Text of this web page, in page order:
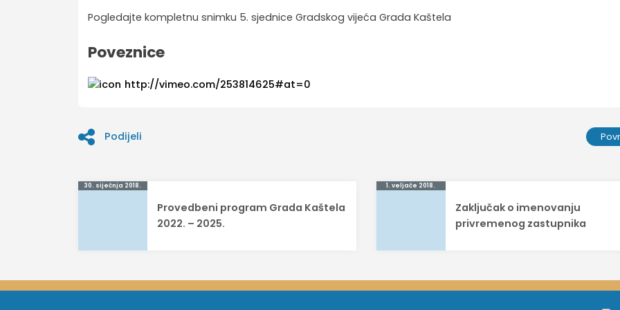
Pogledajte kompletnu snimku 5. sjednice Gradskog vijeća Grada Kaštela
Poveznice
http://vimeo.com/253814625#at=0
Podijeli
Navigacija
30. siječnja 2018.
Provedbeni program Grada Kaštela
2022. – 2025.
1. veljače 2018.
Zaključak o imenovanju
privremenog zastupnika